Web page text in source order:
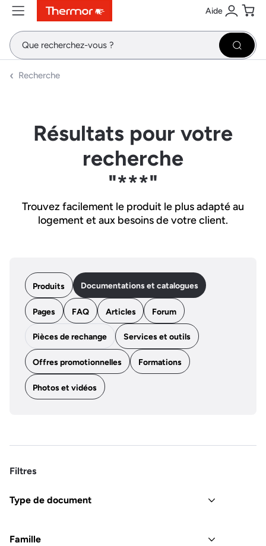
ContenuMenuRecherche Aide
Se
Recherche
Résultats pour votre
recherche
"***"
Trouvez facilement le produit le plus adapté au
logement et aux besoins de votre client.
Produits Documentations et catalogues
Pages FAQ Articles Forum
Pièces de rechange Services et outils
Offres promotionnelles Formations
Photos et vidéos
Filtres
Type de document
Famille